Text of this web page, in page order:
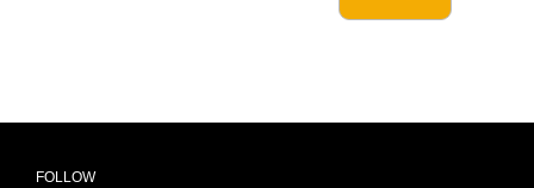
FOLLOW